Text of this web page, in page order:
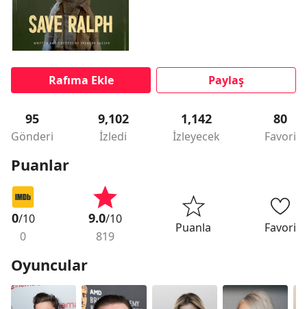
Rafıma Ekle Paylaş
95
Gönderi
9,102
İzledi
1,142
İzleyecek
80
Favori
Puanlar
0/10
0
9.0/10
819
Puanla Favori
Oyuncular